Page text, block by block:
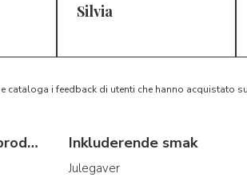
S*
Silvia
cataloga i feedback di utenti che hanno acquistato
Typiske italienske regionale produkter Inkluderende smak
Julegaver